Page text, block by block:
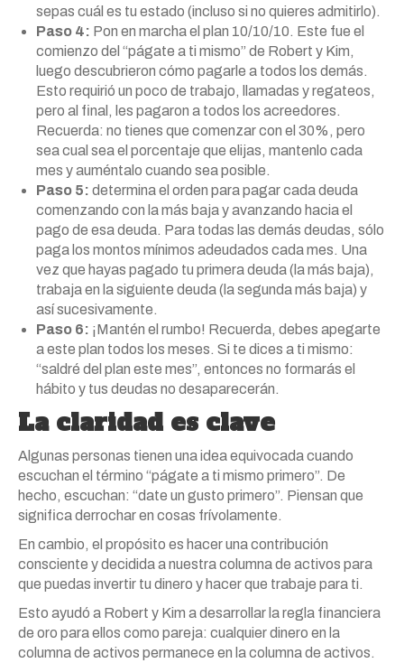
sepas cuál es tu estado (incluso si no quieres admitirlo).
Paso 4: Pon en marcha el plan 10/10/10. Este fue el
comienzo del “págate a ti mismo” de Robert y Kim,
luego descubrieron cómo pagarle a todos los demás.
Esto requirió un poco de trabajo, llamadas y regateos,
pero al final, les pagaron a todos los acreedores.
Recuerda: no tienes que comenzar con el 30%, pero
sea cual sea el porcentaje que elijas, mantenlo cada
mes y auméntalo cuando sea posible.
Paso 5: determina el orden para pagar cada deuda
comenzando con la más baja y avanzando hacia el
pago de esa deuda. Para todas las demás deudas, sólo
paga los montos mínimos adeudados cada mes. Una
vez que hayas pagado tu primera deuda (la más baja),
trabaja en la siguiente deuda (la segunda más baja) y
así sucesivamente.
Paso 6: ¡Mantén el rumbo! Recuerda, debes apegarte
a este plan todos los meses. Si te dices a ti mismo:
“saldré del plan este mes”, entonces no formarás el
hábito y tus deudas no desaparecerán.
La claridad es clave
Algunas personas tienen una idea equivocada cuando
escuchan el término “págate a ti mismo primero”. De
hecho, escuchan: “date un gusto primero”. Piensan que
significa derrochar en cosas frívolamente.
En cambio, el propósito es hacer una contribución
consciente y decidida a nuestra columna de activos para
que puedas invertir tu dinero y hacer que trabaje para ti.
Esto ayudó a Robert y Kim a desarrollar la regla financiera
de oro para ellos como pareja: cualquier dinero en la
columna de activos permanece en la columna de activos.